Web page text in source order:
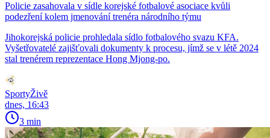
Policie zasahovala v sídle korejské fotbalové asociace kvůli
podezření kolem jmenování trenéra národního týmu
Jihokorejská policie prohledala sídlo fotbalového svazu KFA.
Vyšetřovatelé zajišťovali dokumenty k procesu, jímž se v létě 2024
stal trenérem reprezentace Hong Mjong-po.
SportyŽivě
dnes, 16:43
3 min